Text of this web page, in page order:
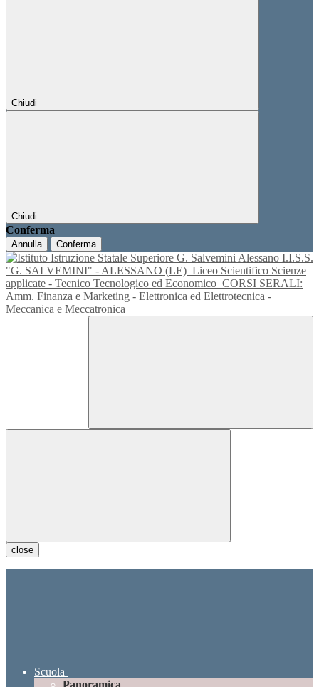
Chiudi
Chiudi
Conferma
Annulla Conferma
I.I.S.S.
"G. SALVEMINI" - ALESSANO (LE) Liceo Scientifico Scienze
applicate - Tecnico Tecnologico ed Economico CORSI SERALI:
Amm. Finanza e Marketing - Elettronica ed Elettrotecnica -
Meccanica e Meccatronica
close
Scuola